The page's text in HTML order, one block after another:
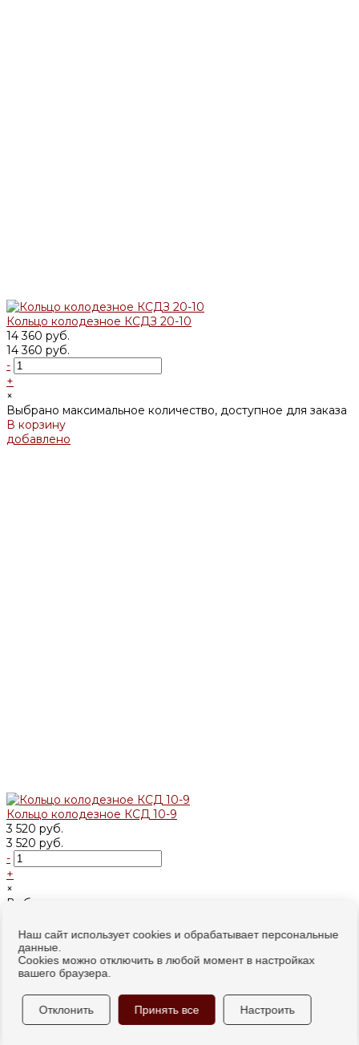
Кольцо колодезное КСДЗ 20-10
14 360 руб.
14 360 руб.
-
+
×
Выбрано максимальное количество, доступное для заказа
В корзину
добавлено
Кольцо колодезное КСД 10-9
3 520 руб.
3 520 руб.
-
+
×
Выбрано максимальное количество, доступное для заказа
добавлено
Наш сайт использует cookies и обрабатывает персональные
данные.
Cookies можно отключить в любой момент в настройках
вашего браузера.
Отклонить Принять все Настроить